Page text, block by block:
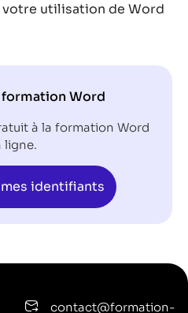
utilisation de Word
Word
à la formation Word
ligne.
identifiants
contact@formation-